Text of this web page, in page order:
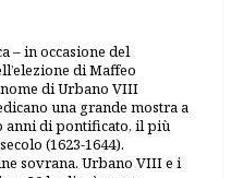
– in occasione del
di Maffeo
di Urbano VIII
una grande mostra a
anni di pontificato, il più
(1623-1644).
sovrana. Urbano VIII e i